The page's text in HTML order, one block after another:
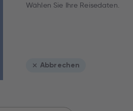
Wählen Sie Ihre Reisedaten.
Abbrechen